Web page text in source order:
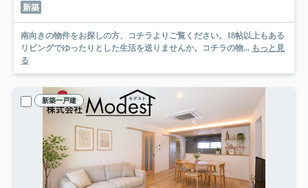
新築
南向きの物件をお探しの方、コチラよりご覧ください。18帖以上もある
リビングでゆったりとした生活を送りませんか。コチラの物... もっと見
る
新築一戸建